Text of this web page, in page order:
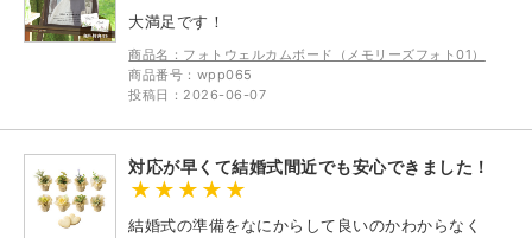
大満足です！
商品名：フォトウェルカムボード（メモリーズフォト01）
商品番号：wpp065
投稿日：2026-06-07
対応が早くて結婚式間近でも安心できました！
結婚式の準備をなにからして良いのかわからなく